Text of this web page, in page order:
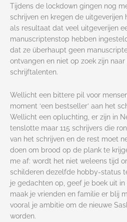
Tijdens de lockdown gingen nog
schrijven en kregen de uitgeverijen
als resultaat dat veel uitgeverijen
manuscriptenstop hebben
dat ze überhaupt geen
ontvangen en niet op zoek zijn naar
schrijftalenten.
Wellicht een bittere pil voor
moment ‘een bestseller’ aan het
Wellicht een opluchting, er zijn in
tenslotte maar 115 schrijvers die
van het schrijven en de rest moet
doen om brood op de plank te
me af: wordt het niet weleens tijd
schilderen dezelfde hobby-status
je gedachten op, geef je boek uit in
maak je vrienden en familie er blij
vooral je ambitie om de nieuwe
worden.